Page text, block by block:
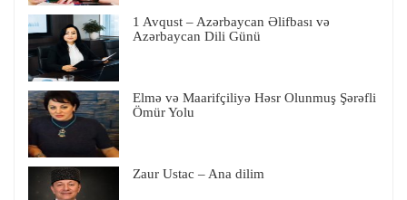
1 Avqust – Azərbaycan Əlifbası və
Azərbaycan Dili Günü
Elmə və Maarifçiliyə Həsr Olunmuş Şərəfli
Ömür Yolu
Zaur Ustac – Ana dilim